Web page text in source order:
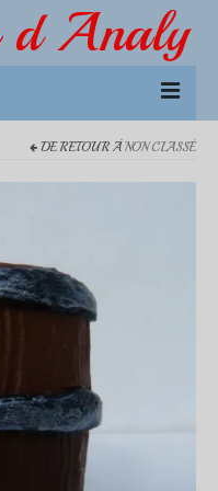
d Analy
DE RETOUR ÀNON CLASSÉ